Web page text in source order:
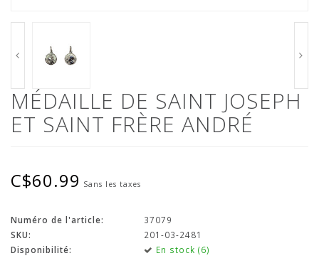
MÉDAILLE DE SAINT JOSEPH
ET SAINT FRÈRE ANDRÉ
C$60.99 Sans les taxes
Numéro de l'article:
37079
SKU:
201-03-2481
Disponibilité:
En stock (6)